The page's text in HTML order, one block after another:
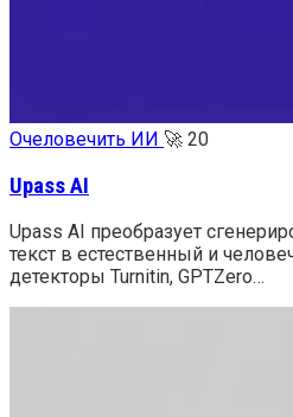
Очеловечить ИИ 🚀 20
Upass AI
Upass AI преобразует
текст в естественный и
детекторы Turnitin, GPTZero…